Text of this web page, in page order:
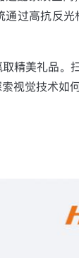
过高抗反
精美礼品。
视觉技术如